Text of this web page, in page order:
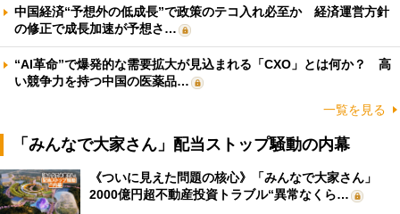
中国経済“予想外の低成長”で政策のテコ入れ必至か 経済運営方針
の修正で成長加速が予想さ…
“AI革命”で爆発的な需要拡大が見込まれる「CXO」とは何か？ 高
い競争力を持つ中国の医薬品…
一覧を見る
「みんなで大家さん」配当ストップ騒動の内幕
《ついに見えた問題の核心》「みんなで大家さん」
2000億円超不動産投資トラブル“異常なくら…